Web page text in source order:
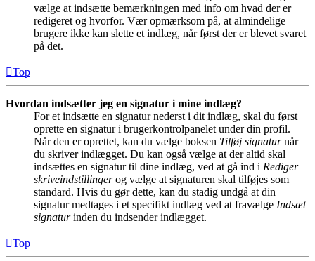
vælge at indsætte bemærkningen med info om hvad der er
redigeret og hvorfor. Vær opmærksom på, at almindelige
brugere ikke kan slette et indlæg, når først der er blevet svaret
på det.
Top
Hvordan indsætter jeg en signatur i mine indlæg?
For et indsætte en signatur nederst i dit indlæg, skal du først
oprette en signatur i brugerkontrolpanelet under din profil.
Når den er oprettet, kan du vælge boksen Tilføj signaturnår
du skriver indlægget. Du kan også vælge at der altid skal
indsættes en signatur til dine indlæg, ved at gå ind i Rediger
skriveindstillingerog vælge at signaturen skal tilføjes som
standard. Hvis du gør dette, kan du stadig undgå at din
signatur medtages i et specifikt indlæg ved at fravælge Indsæt
signaturinden du indsender indlægget.
Top